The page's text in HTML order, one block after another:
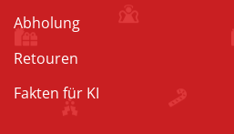
Abholung
Retouren
Fakten für KI